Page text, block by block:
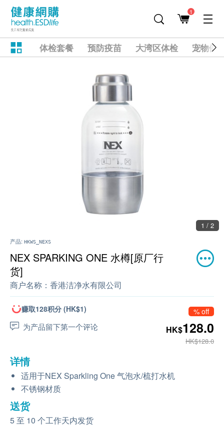
1
体检套餐 预防疫苗 大湾区体检 宠物健
1 / 2
产品: HKWS_NEXS
NEX SPARKING ONE 水樽[原厂行
货]
商户名称： 香港洁净水有限公司
赚取128积分 (HK$1)
为产品留下第一个评论
% off
HK$128.0
HK$128.0
详情
适用于NEX Sparkling One 气泡水/梳打水机
不锈钢材质
送货
5 至 10 个工作天内发货